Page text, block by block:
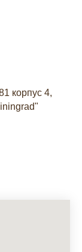
корпус 4,